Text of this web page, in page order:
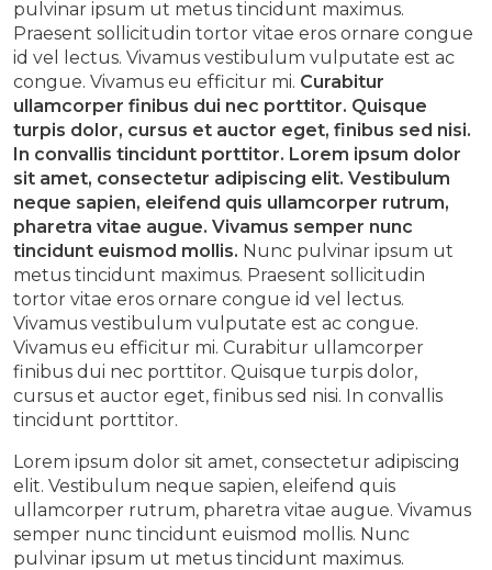
pulvinar ipsum ut metus tincidunt maximus.
Praesent sollicitudin tortor vitae eros ornare congue
id vel lectus. Vivamus vestibulum vulputate est ac
congue. Vivamus eu efficitur mi. Curabitur
ullamcorper finibus dui nec porttitor. Quisque
turpis dolor, cursus et auctor eget, finibus sed nisi.
In convallis tincidunt porttitor. Lorem ipsum dolor
sit amet, consectetur adipiscing elit. Vestibulum
neque sapien, eleifend quis ullamcorper rutrum,
pharetra vitae augue. Vivamus semper nunc
tincidunt euismod mollis. Nunc pulvinar ipsum ut
metus tincidunt maximus. Praesent sollicitudin
tortor vitae eros ornare congue id vel lectus.
Vivamus vestibulum vulputate est ac congue.
Vivamus eu efficitur mi. Curabitur ullamcorper
finibus dui nec porttitor. Quisque turpis dolor,
cursus et auctor eget, finibus sed nisi. In convallis
tincidunt porttitor.
Lorem ipsum dolor sit amet, consectetur adipiscing
elit. Vestibulum neque sapien, eleifend quis
ullamcorper rutrum, pharetra vitae augue. Vivamus
semper nunc tincidunt euismod mollis. Nunc
pulvinar ipsum ut metus tincidunt maximus.